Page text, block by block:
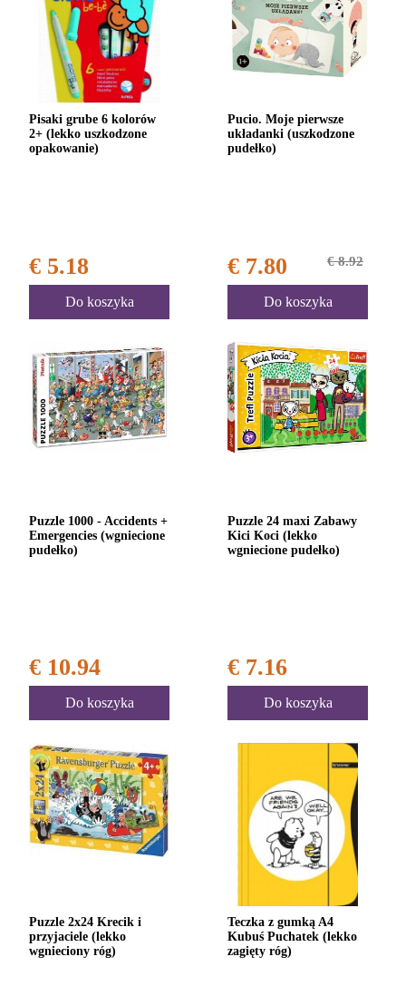
Pisaki grube 6 kolorów
2+ (lekko uszkodzone
opakowanie)
€ 5.18
Do koszyka
Pucio. Moje pierwsze
układanki (uszkodzone
pudełko)
€ 7.80 € 8.92
Do koszyka
Puzzle 1000 - Accidents +
Emergencies (wgniecione
pudełko)
€ 10.94
Do koszyka
Puzzle 24 maxi Zabawy
Kici Koci (lekko
wgniecione pudełko)
€ 7.16
Do koszyka
Puzzle 2x24 Krecik i
przyjaciele (lekko
wgnieciony róg)
Teczka z gumką A4
Kubuś Puchatek (lekko
zagięty róg)